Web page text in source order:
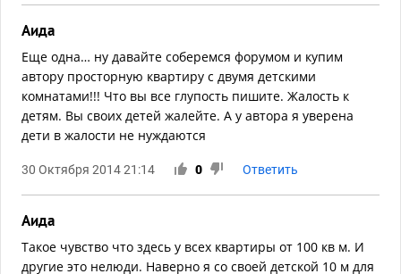
Аида
Еще одна… ну давайте соберемся форумом и купим
автору просторную квартиру с двумя детскими
комнатами!!! Что вы все глупость пишите. Жалость к
детям. Вы своих детей жалейте. А у автора я уверена
дети в жалости не нуждаются
30 Октября 2014 21:14 0 Ответить
Аида
Такое чувство что здесь у всех квартиры от 100 кв м. И
другие это нелюди. Наверно я со своей детской 10 м для